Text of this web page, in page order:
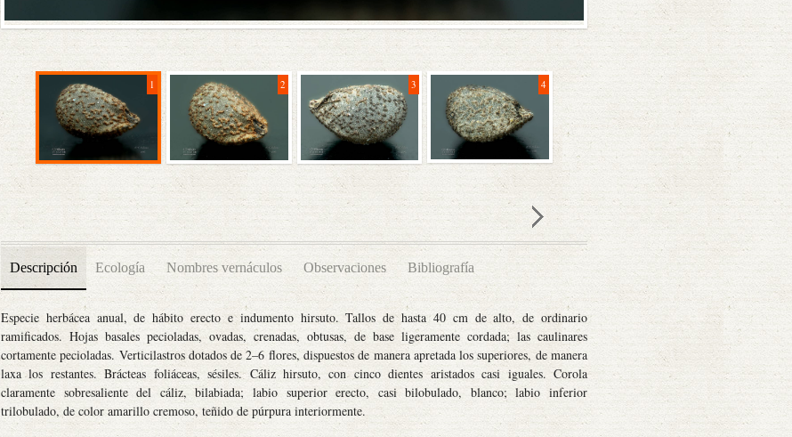
1 2 3 4
Descripción Ecología Nombres vernáculos Observaciones Bibliografía
Especie herbácea anual, de hábito erecto e indumento hirsuto. Tallos de hasta 40 cm de alto, de ordinario
ramificados. Hojas basales pecioladas, ovadas, crenadas, obtusas, de base ligeramente cordada; las caulinares
cortamente pecioladas. Verticilastros dotados de 2–6 flores, dispuestos de manera apretada los superiores, de manera
laxa los restantes. Brácteas foliáceas, sésiles. Cáliz hirsuto, con cinco dientes aristados casi iguales. Corola
claramente sobresaliente del cáliz, bilabiada; labio superior erecto, casi bilobulado, blanco; labio inferior
trilobulado, de color amarillo cremoso, teñido de púrpura interiormente.